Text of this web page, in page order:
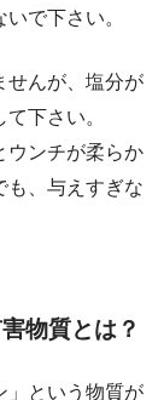
で下さい。
せんが、塩分が
下さい。
ウンチが柔らか
も、与えすぎな
物質とは？
」という物質が